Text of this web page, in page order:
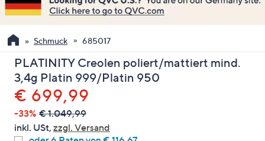
sind,
verwenden
Sie
die
Pfeiltasten
nach
oben
und
nach
unten
Schmuck 685017
PLATINITY Creolen poliert/mattiert mind.
3,4g Platin 999/Platin 950
Gelöscht
€ 699,99
-33% € 1.049,99
inkl. USt, zzgl. Versand